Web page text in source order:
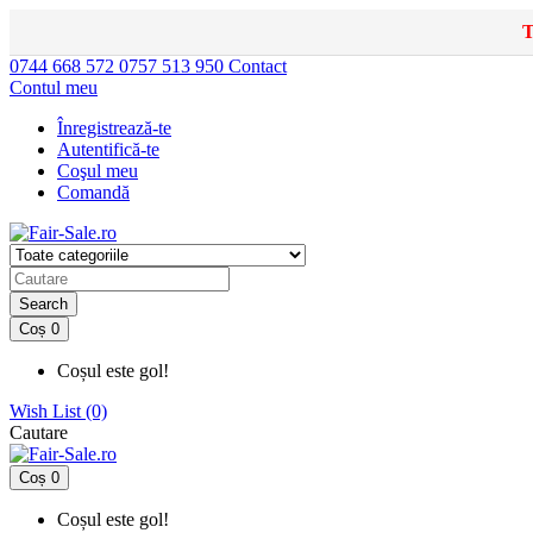
0744 668 572 0757 513 950 Contact
Contul meu
Înregistrează-te
Autentifică-te
Coşul meu
Comandă
Search
Coș 0
Coșul este gol!
Wish List (0)
Cautare
Coș 0
Coșul este gol!